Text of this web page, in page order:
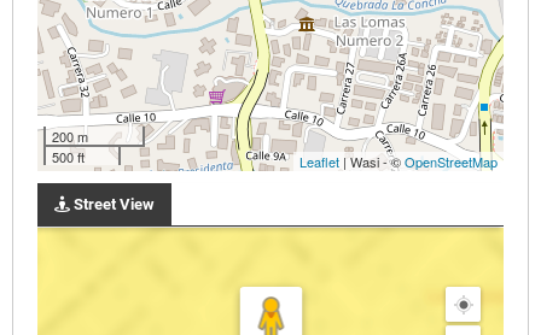
200 m
500 ft
Leaflet | Wasi - ©OpenStreetMap
Street View